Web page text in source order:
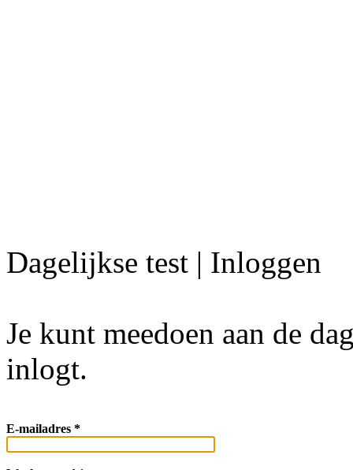
Dagelijkse test | Inloggen
Je kunt meedoen aan de
inlogt.
E-mailadres *